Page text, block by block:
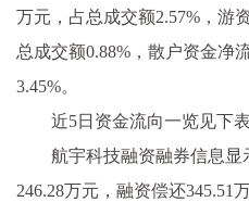
万元，占总成交额2.57%，游
总成交额0.88%，散户资金净
3.45%。
近5日资金流向一览见下表
航宇科技融资融券信息显
246.28万元，融资偿还345.51